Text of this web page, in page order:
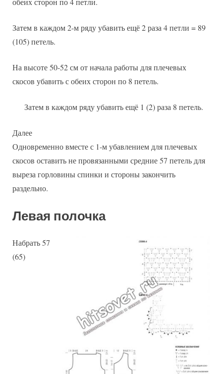
Затем в каждом 2-м ряду убавить ещё 2 раза 4 петли = 89
(105) петель.
На высоте 50-52 см от начала работы для плечевых
скосов убавить с обеих сторон по 8 петель.
Затем в каждом ряду убавить ещё 1 (2) раза 8 петель.
Далее
Одновременно вместе с 1-м убавлением для плечевых
скосов оставить не провязанными средние 57 петель для
выреза горловины спинки и стороны закончить
раздельно.
Левая полочка
Набрать 57
(65)